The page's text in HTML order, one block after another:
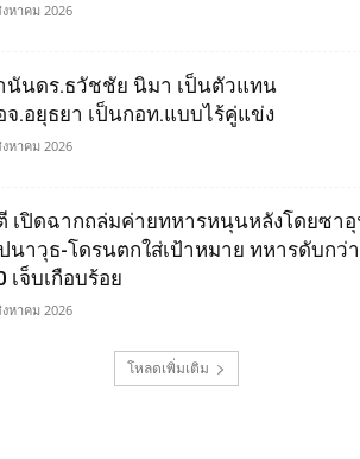
หาคม 2026
นันดร.ธวัชชัย นิมา เป็นตัวแทน
จ.อยุธยา เป็นกอท.แบบไร้คู่แข่ง
หาคม 2026
เปิดฉากถล่มค่ายทหารหนุนหลังโดยซาอุ
นาวุธ-โดรนตกใส่เป้าหมาย ทหารดับกว่า
เจ็บเกือบร้อย
หาคม 2026
โหลดเพิ่มเติม